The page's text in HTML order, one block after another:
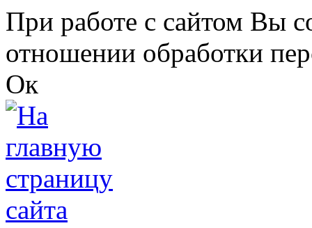
Перейти к основному содержанию
При работе с сайтом Вы
отношении обработки
Ок